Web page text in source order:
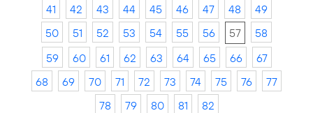
41
42 43 44 45 46 47 48
49
50
51 52 53 54 55 56 57
58
59
60 61 62 63 64 65 66
67
68
69 70 71 72 73 74 75 76
77
78
79 80 81 82